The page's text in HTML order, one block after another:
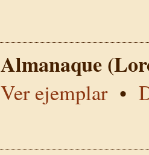
Almanaque
Ver ejemplar•